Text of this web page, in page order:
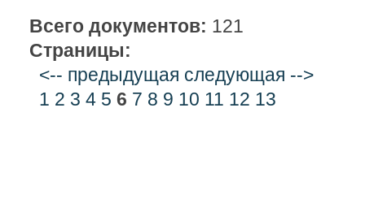
Всего документов: 121
Страницы:
<-- предыдущая следующая -->
1 2 3 4 5 6 7 8 9 10 11 12 13